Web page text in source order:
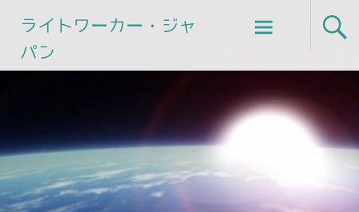
ライトワーカー・ジャ
パン
Skip
to